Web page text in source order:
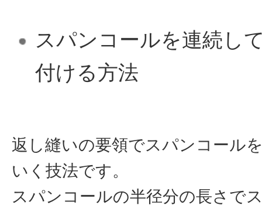
スパンコールを連続し
付ける方法
返し縫いの要領でスパンコール
いく技法です。
スパンコールの半径分の長さで